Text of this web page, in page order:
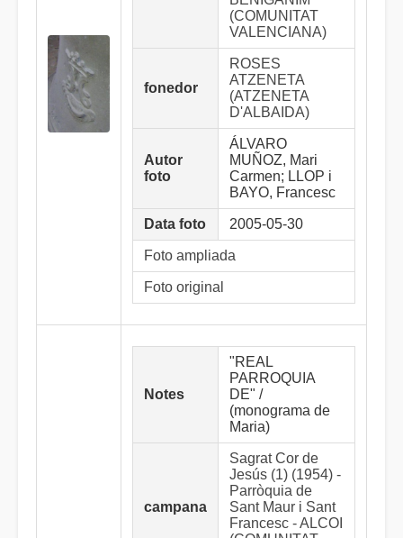
(COMUNITAT
VALENCIANA)
fonedor
ROSES
ATZENETA
(ATZENETA
D'ALBAIDA)
Autor
foto
ÁLVARO
MUÑOZ, Mari
Carmen; LLOP i
BAYO, Francesc
Data foto 2005-05-30
Foto ampliada
Foto original
Notes
"REAL
PARROQUIA
DE" /
(monograma de
Maria)
campana
Sagrat Cor de
Jesús (1) (1954) -
Parròquia de
Sant Maur i Sant
Francesc - ALCOI